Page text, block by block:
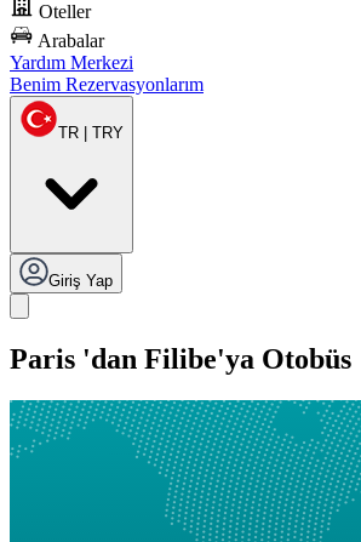
Oteller
Arabalar
Yardım Merkezi
Benim Rezervasyonlarım
TR | TRY
Giriş Yap
Paris 'dan Filibe'ya Otobüs